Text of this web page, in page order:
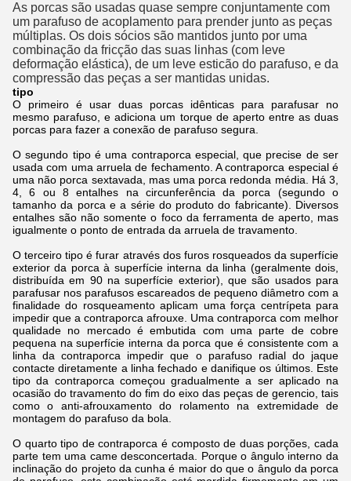
As porcas são usadas quase sempre conjuntamente com
um parafuso de acoplamento para prender junto as peças
múltiplas. Os dois sócios são mantidos junto por uma
combinação da fricção das suas linhas (com leve
deformação elástica), de um leve esticão do parafuso, e da
compressão das peças a ser mantidas unidas.
tipo
O primeiro é usar duas porcas idênticas para parafusar no
mesmo parafuso, e adiciona um torque de aperto entre as duas
porcas para fazer a conexão de parafuso segura.
O segundo tipo é uma contraporca especial, que precise de ser
usada com uma arruela de fechamento. A contraporca especial é
uma não porca sextavada, mas uma porca redonda média. Há 3,
4, 6 ou 8 entalhes na circunferência da porca (segundo o
tamanho da porca e a série do produto do fabricante). Diversos
entalhes são não somente o foco da ferramenta de aperto, mas
igualmente o ponto de entrada da arruela de travamento.
O terceiro tipo é furar através dos furos rosqueados da superfície
exterior da porca à superfície interna da linha (geralmente dois,
distribuída em 90 na superfície exterior), que são usados para
parafusar nos parafusos escareados de pequeno diâmetro com a
finalidade do rosqueamento aplicam uma força centrípeta para
impedir que a contraporca afrouxe. Uma contraporca com melhor
qualidade no mercado é embutida com uma parte de cobre
pequena na superfície interna da porca que é consistente com a
linha da contraporca impedir que o parafuso radial do jaque
contacte diretamente a linha fechado e danifique os últimos. Este
tipo da contraporca começou gradualmente a ser aplicado na
ocasião do travamento do fim do eixo das peças de gerencio, tais
como o anti-afrouxamento do rolamento na extremidade de
montagem do parafuso da bola.
O quarto tipo de contraporca é composto de duas porções, cada
parte tem uma came desconcertada. Porque o ângulo interno da
inclinação do projeto da cunha é maior do que o ângulo da porca